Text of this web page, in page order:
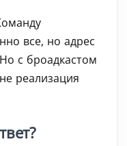
все, но адрес
с броадкастом
реализация